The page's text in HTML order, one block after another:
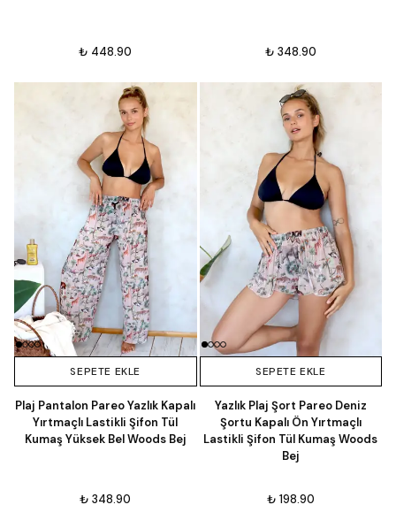
₺ 448.90 ₺ 348.90
SEPETE EKLE
Plaj Pantalon Pareo Yazlık Kapalı
Yırtmaçlı Lastikli Şifon Tül
Kumaş Yüksek Bel Woods Bej
₺ 348.90
SEPETE EKLE
Yazlık Plaj Şort Pareo Deniz
Şortu Kapalı Ön Yırtmaçlı
Lastikli Şifon Tül Kumaş Woods
Bej
₺ 198.90